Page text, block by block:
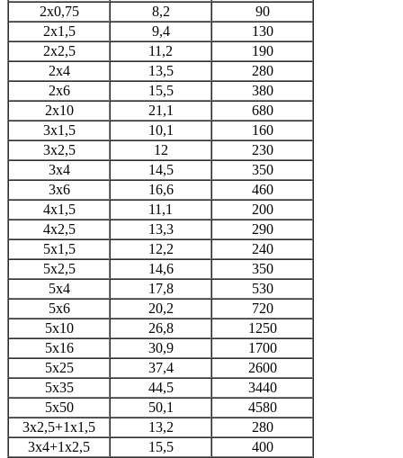
2х0,75
8,2
90
2х1,5
9,4
130
2х2,5
11,2
190
2х4
13,5
280
2х6
15,5
380
2х10
21,1
680
3х1,5
10,1
160
3х2,5
12
230
3х4
14,5
350
3х6
16,6
460
4х1,5
11,1
200
4х2,5
13,3
290
5х1,5
12,2
240
5х2,5
14,6
350
5х4
17,8
530
5х6
20,2
720
5х10
26,8
1250
5х16
30,9
1700
5х25
37,4
2600
5х35
44,5
3440
5х50
50,1
4580
3х2,5+1х1,5
13,2
280
3х4+1х2,5
15,5
400